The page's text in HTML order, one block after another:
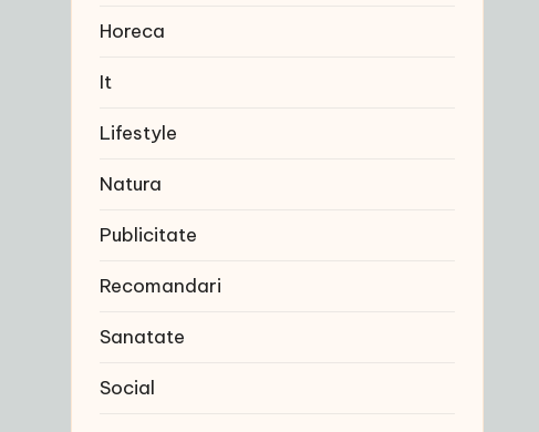
Horeca
It
Lifestyle
Natura
Publicitate
Recomandari
Sanatate
Social